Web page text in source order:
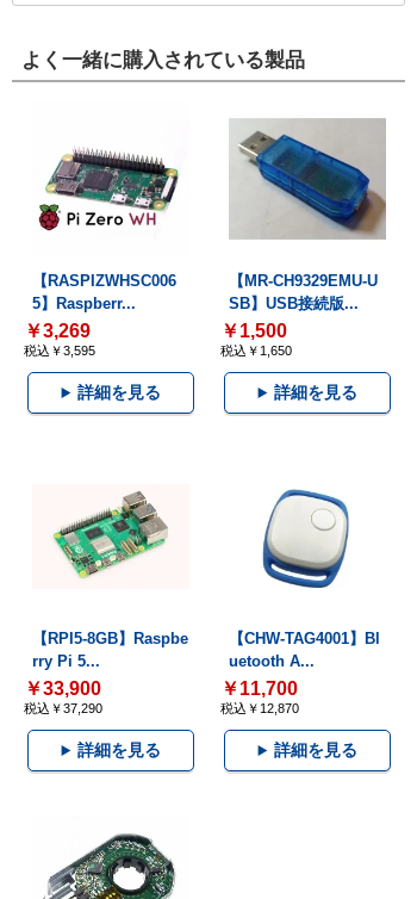
よく一緒に購入されている製品
【RASPIZWHSC006
5】Raspberr...
￥3,269
税込￥3,595
詳細を見る
【MR-CH9329EMU-U
SB】USB接続版...
￥1,500
税込￥1,650
詳細を見る
【RPI5-8GB】Raspbe
rry Pi 5...
￥33,900
税込￥37,290
詳細を見る
【CHW-TAG4001】Bl
uetooth A...
￥11,700
税込￥12,870
詳細を見る